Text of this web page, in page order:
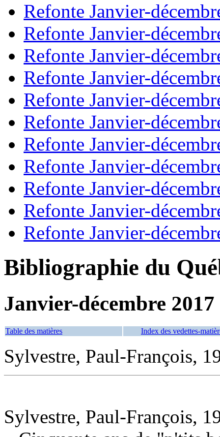
Refonte Janvier-
Refonte Janvier-
Refonte Janvier-
Refonte Janvier-
Refonte Janvier-
Refonte Janvier-
Refonte Janvier-
Refonte Janvier-
Refonte Janvier-
Refonte Janvier-
Refonte Janvier-
Bibliographie du
Janvier-décembre 2017
Table des matières Index des vedettes-
Sylvestre, Paul-François,
Sylvestre, Paul-François,